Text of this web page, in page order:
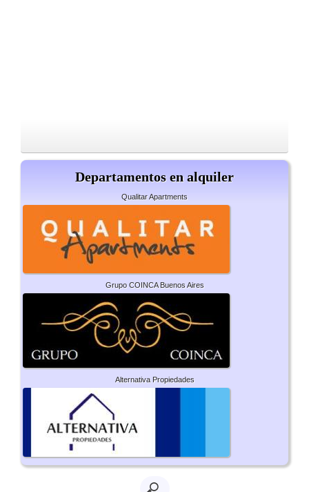
Departamentos en alquiler
Qualitar Apartments
Grupo COINCA Buenos Aires
Alternativa Propiedades